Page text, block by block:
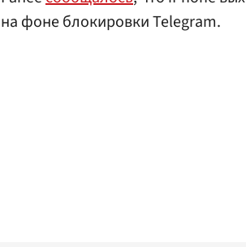
на фоне блокировки Telegram.